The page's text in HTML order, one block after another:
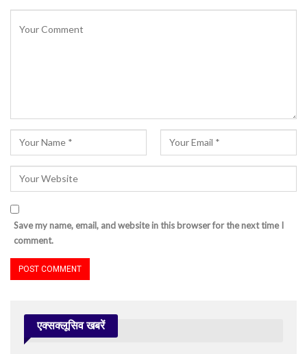
Save my name, email, and website in this browser for the next time I
comment.
एक्सक्लूसिव खबरें